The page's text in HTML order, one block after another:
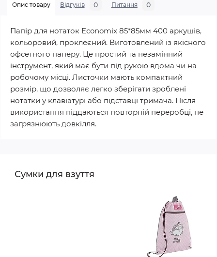
Опис товару Відгуків 0 Питання 0
Папір для нотаток Economix 85*85мм 400 аркушів,
кольоровий, проклеєний. Виготовлений із якісного
офсетного паперу. Це простий та незамінний
інструмент, який має бути під рукою вдома чи на
робочому місці. Листочки мають компактний
розмір, що дозволяє легко зберігати зроблені
нотатки у клавіатурі або підставці тримача. Після
використання піддаються повторній переробці, не
загрязнюють довкілля.
Сумки для взуття